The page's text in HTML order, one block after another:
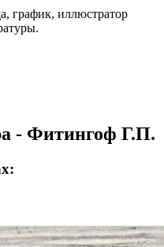
график, иллюстратор
- Фитингоф Г.П.